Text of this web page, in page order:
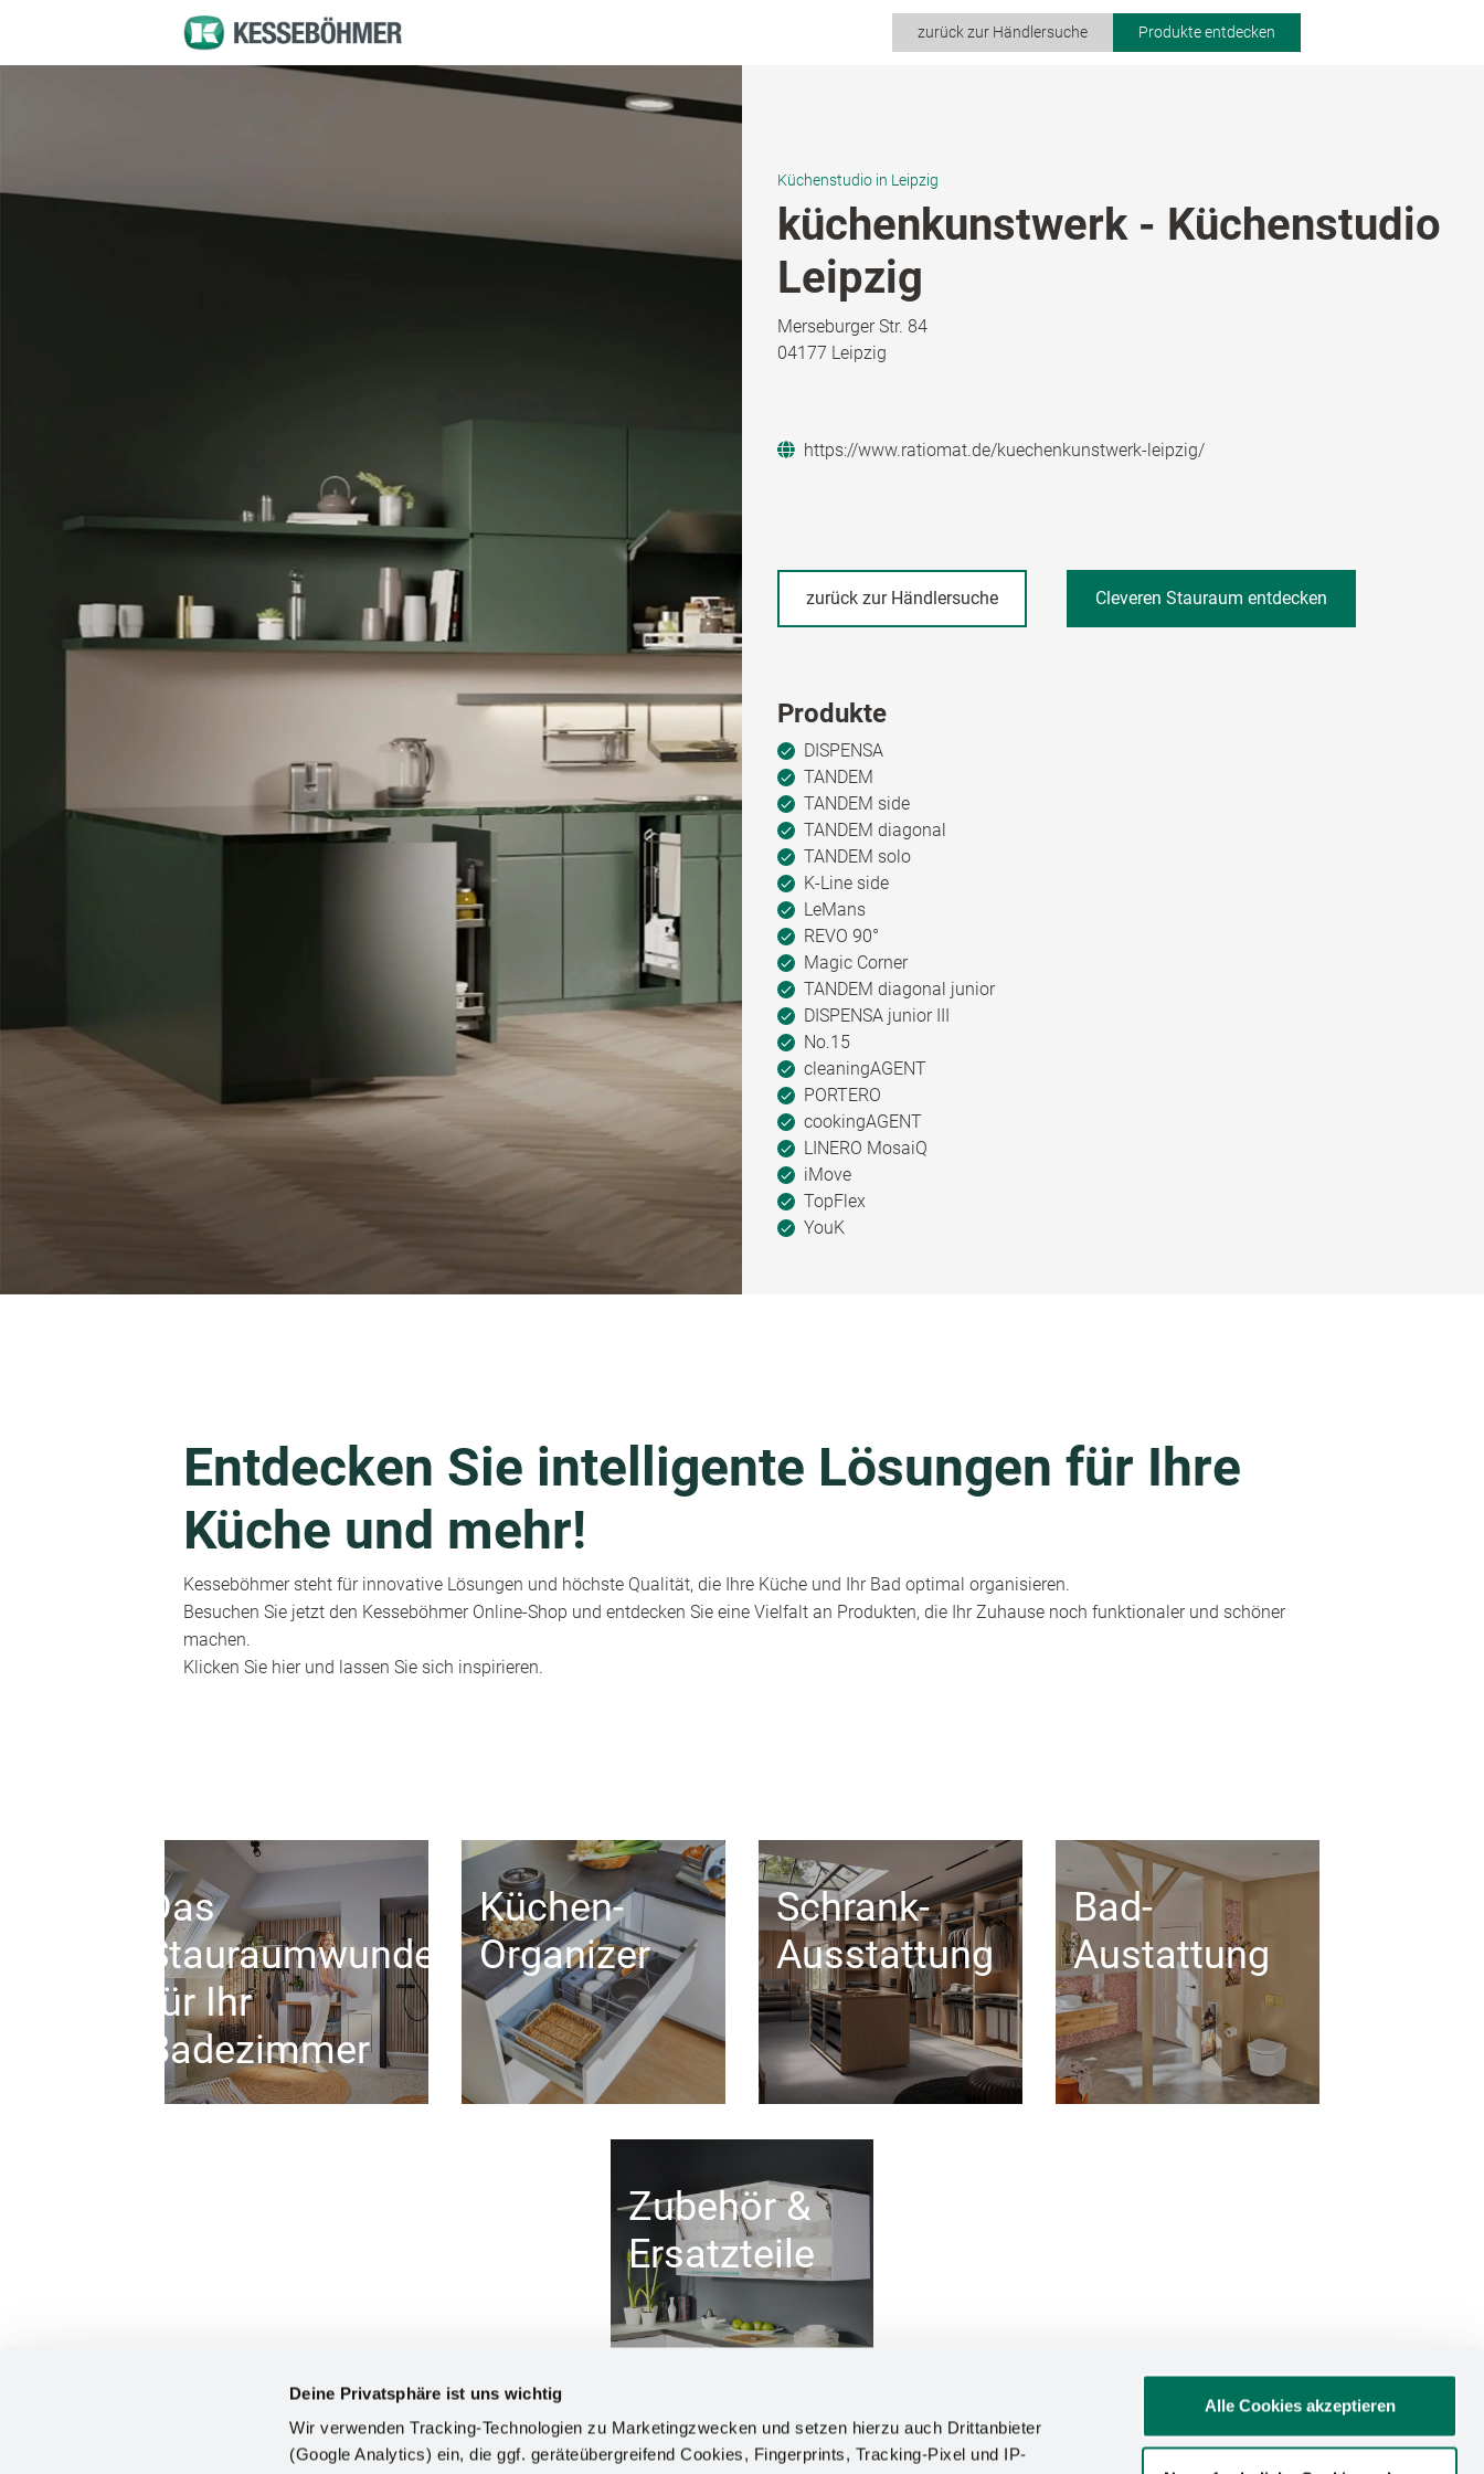
Deine Privatsphäre ist uns wichtig
Wir verwenden Tracking-Technologien zu Marketingzwecken und setzen hierzu auch Drittanbieter
(Google Analytics) ein, die ggf. geräteübergreifend Cookies, Fingerprints, Tracking-Pixel und IP-
Alle Cookies akzeptieren
zurück zur Händlersuche Produkte entdecken
Küchenstudio in Leipzig
küchenkunstwerk - Küchenstudio
Leipzig
Merseburger Str. 84
04177 Leipzig
https://www.ratiomat.de/kuechenkunstwerk-leipzig/
zurück zur Händlersuche Cleveren Stauraum entdecken
Produkte
DISPENSA
TANDEM
TANDEM side
TANDEM diagonal
TANDEM solo
K-Line side
LeMans
REVO 90°
Magic Corner
TANDEM diagonal junior
DISPENSA junior III
No.15
cleaningAGENT
PORTERO
cookingAGENT
LINERO MosaiQ
iMove
TopFlex
YouK
Entdecken Sie intelligente Lösungen für Ihre
Küche und mehr!
Kesseböhmer steht für innovative Lösungen und höchste Qualität, die Ihre Küche und Ihr Bad optimal organisieren.
Besuchen Sie jetzt den Kesseböhmer Online-Shop und entdecken Sie eine Vielfalt an Produkten, die Ihr Zuhause noch funktionaler und schöner
machen.
Klicken Sie hier und lassen Sie sich inspirieren.
Das
Stauraumwunder
für Ihr
Badezimmer
Küchen-
Organizer
Schrank-
Ausstattung
Bad-
Austattung
Zubehör &
Ersatzteile